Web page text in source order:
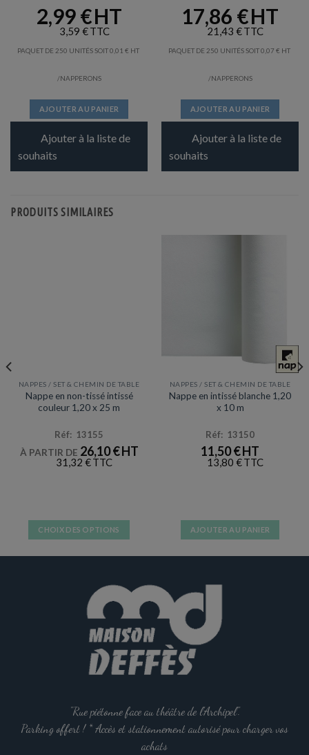
2,99€
3,59 €
PAQUET DE 250 UNITÉS SOIT0,01 €
/NAPPERONS
AJOUTER AU PANIER
Ajouter à la liste de
souhaits
17,86 €
21,43 €
PAQUET DE 250 UNITÉS SOIT0,07 €
/NAPPERONS
AJOUTER AU PANIER
Ajouter à la liste de
souhaits
PRODUITS SIMILAIRES
Prix en baisse
Promotion
NAPPES / SET & CHEMIN DE TABLE
Nappe en non-tissé intissé
couleur 1,20 x 25 m
Réf: 13155
À PARTIR DE 26,10€
31,32 €
CHOIX DES OPTIONS
plusieurs
variations.
Les
options
peuvent
être
choisies
la
page
du
NAPPES / SET & CHEMIN DE TABLE
Nappe en intissé blanche 1,20
x 10 m
Réf: 13150
11,50€
13,80 €
AJOUTER AU PANIER
"Rue piétonne face au théâtre de l'Archipel".
Parking offert ! * Accès et stationnement autorisé pour charger vos
achats